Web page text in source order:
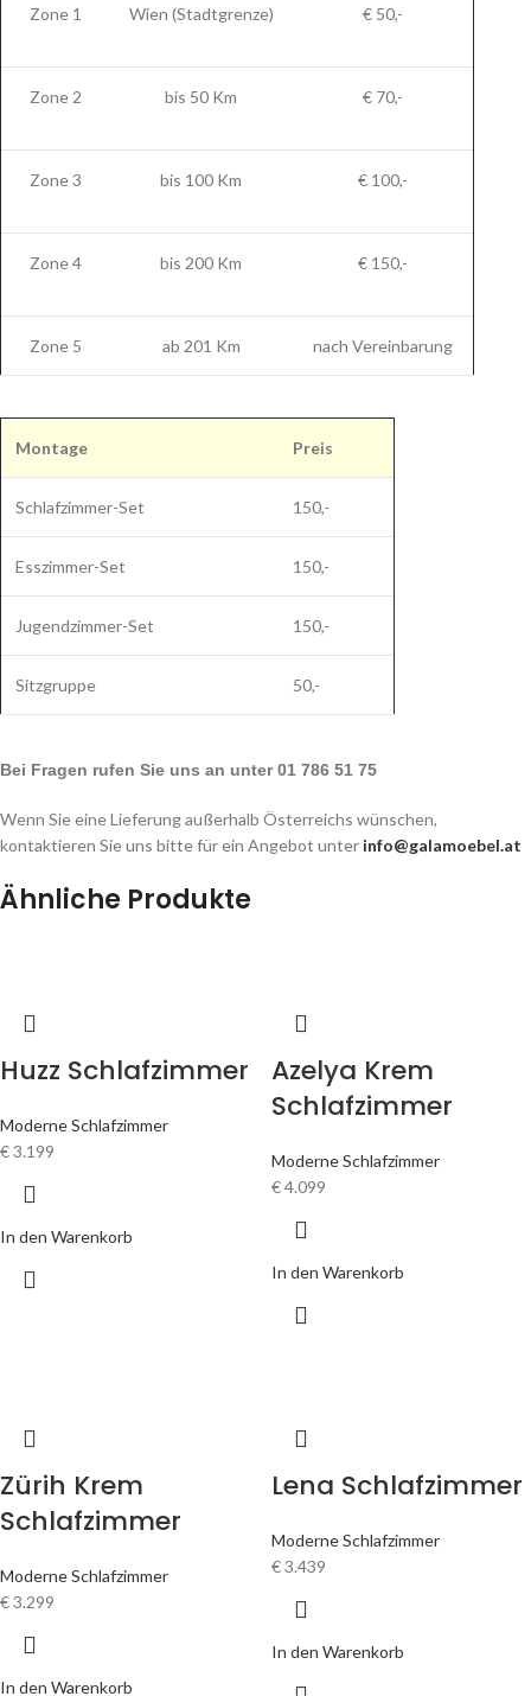
Zone 1 Wien (Stadtgrenze) € 50,-
Zone 2 bis 50 Km € 70,-
Zone 3 bis 100 Km € 100,-
Zone 4 bis 200 Km € 150,-
Zone 5 ab 201 Km nach Vereinbarung
Montage Preis
Schlafzimmer-Set 150,-
Esszimmer-Set 150,-
Jugendzimmer-Set 150,-
Sitzgruppe 50,-
Bei Fragen rufen Sie uns an unter 01 786 51 75
Wenn Sie eine Lieferung außerhalb Österreichs wünschen,
kontaktieren Sie uns bitte für ein Angebot unter info@galamoebel.at
Ähnliche Produkte
Huzz Schlafzimmer
Moderne Schlafzimmer
€3.199
In den Warenkorb
Azelya Krem
Schlafzimmer
Moderne Schlafzimmer
€4.099
In den Warenkorb
Zürih Krem
Schlafzimmer
Moderne Schlafzimmer
€3.299
In den Warenkorb
Lena Schlafzimmer
Moderne Schlafzimmer
€3.439
In den Warenkorb